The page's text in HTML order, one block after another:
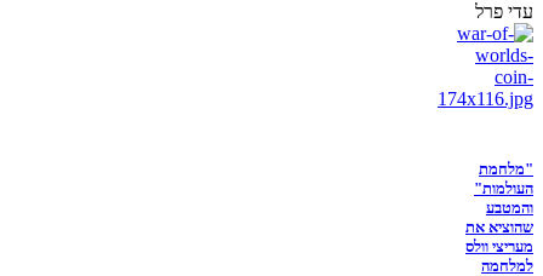
עדי פרל
"מלחמת
העולמות"
והמטבע
שהוציא את
מעריצי וולס
למלחמה